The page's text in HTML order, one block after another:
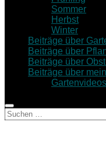
Sommer
Herbst
Winter
Beiträge über
Beiträge über
Beiträge über
Beiträge über
Gartenvideos
Suche
nach: